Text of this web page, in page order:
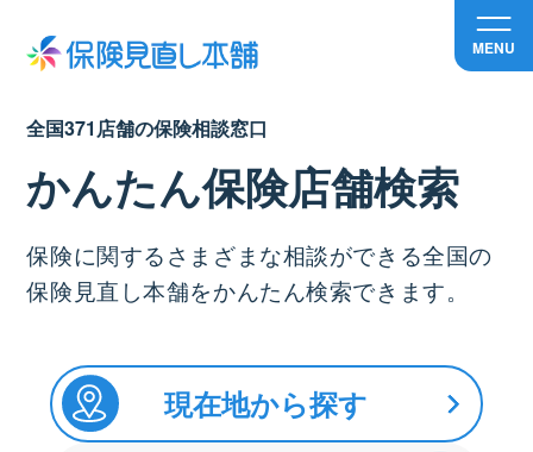
MENU
全国371店舗の保険相談窓口
かんたん保険店舗検索
保険に関するさまざまな相談ができる全国の
保険見直し本舗をかんたん検索できます。
現在地から探す